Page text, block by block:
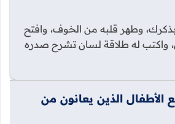
وطهر قلبه من الخوف، وافتح
واكتب له طلاقة لسان تشرح صدره
الأطفال الذين يعانون من